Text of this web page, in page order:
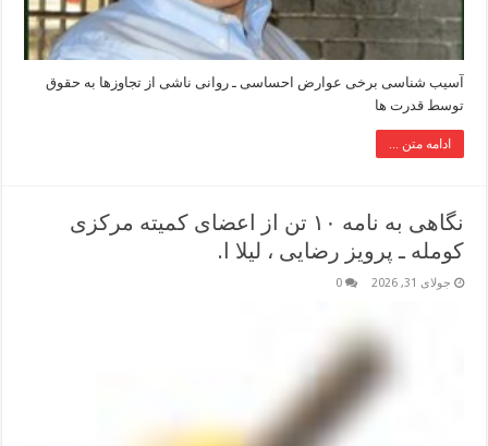
آسیب شناسی برخی عوارض احساسی ـ روانی ناشی از تجاوزها به حقوق
توسط قدرت ها
ادامه متن ...
نگاهی به نامه ۱۰ تن از اعضای کمیته مرکزی
کومله ـ پرویز رضایی ، لیلا ا.
جولای 31, 2026 0